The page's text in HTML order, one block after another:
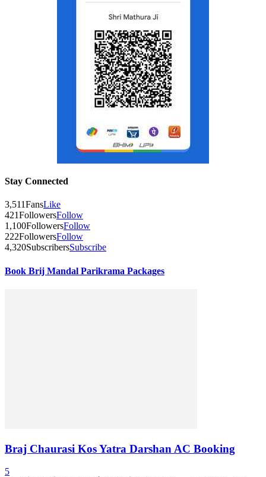
Stay Connected
3,511FansLike
421FollowersFollow
1,100FollowersFollow
222FollowersFollow
4,320SubscribersSubscribe
Book Brij Mandal Parikrama Packages
Braj Chaurasi Kos Yatra Darshan AC Booking
5